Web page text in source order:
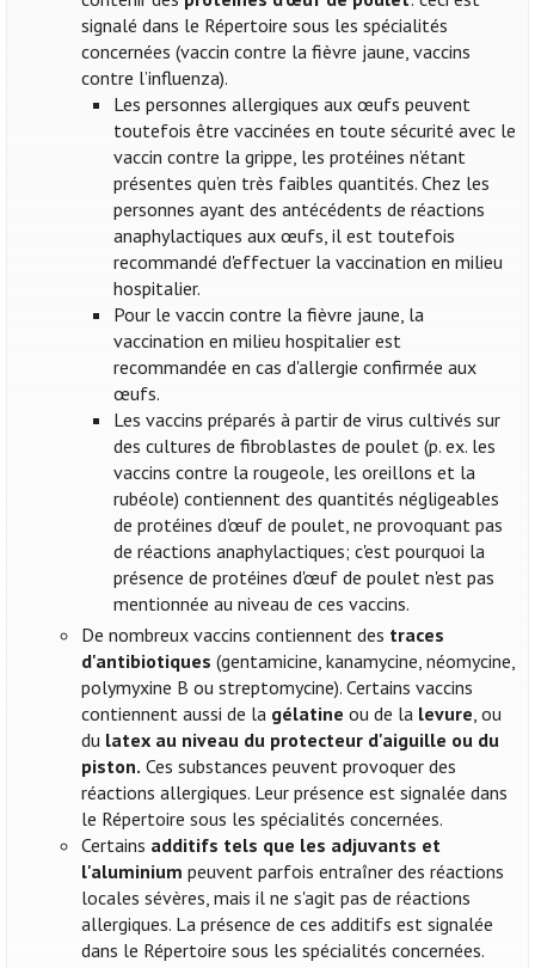
signalé dans le Répertoire sous les spécialités
concernées (vaccin contre la fièvre jaune, vaccins
contre l’influenza).
Les personnes allergiques aux œufs peuvent
toutefois être vaccinées en toute sécurité avec le
vaccin contre la grippe, les protéines n’étant
présentes qu’en très faibles quantités. Chez les
personnes ayant des antécédents de réactions
anaphylactiques aux œufs, il est toutefois
recommandé d'effectuer la vaccination en milieu
hospitalier.
Pour le vaccin contre la fièvre jaune, la
vaccination en milieu hospitalier est
recommandée en cas d'allergie confirmée aux
œufs.
Les vaccins préparés à partir de virus cultivés sur
des cultures de fibroblastes de poulet (p. ex. les
vaccins contre la rougeole, les oreillons et la
rubéole) contiennent des quantités négligeables
de protéines d'œuf de poulet, ne provoquant pas
de réactions anaphylactiques; c'est pourquoi la
présence de protéines d'œuf de poulet n'est pas
mentionnée au niveau de ces vaccins.
De nombreux vaccins contiennent des traces
d'antibiotiques (gentamicine, kanamycine, néomycine,
polymyxine B ou streptomycine). Certains vaccins
contiennent aussi de la gélatine ou de la levure, ou
du latex au niveau du protecteur d'aiguille ou du
piston. Ces substances peuvent provoquer des
réactions allergiques. Leur présence est signalée dans
le Répertoire sous les spécialités concernées.
Certains additifs tels que les adjuvants et
l'aluminium peuvent parfois entraîner des réactions
locales sévères, mais il ne s'agit pas de réactions
allergiques. La présence de ces additifs est signalée
dans le Répertoire sous les spécialités concernées.